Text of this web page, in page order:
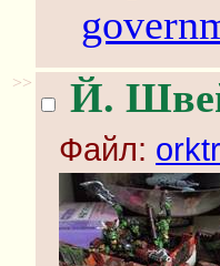
>> Й.
Файл: